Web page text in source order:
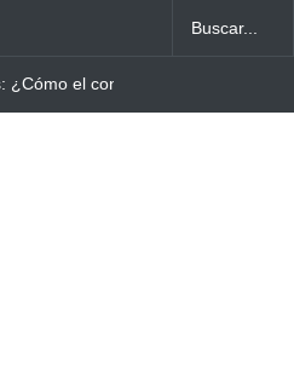
el consumo de alimentos